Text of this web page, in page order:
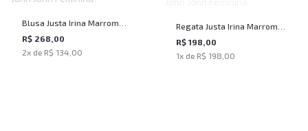
Blusa Justa Irina Marrom
John John Feminina
R$ 268,00
2x de R$ 134,00
Regata Justa Irina Marrom
John John Feminina
R$ 198,00
1x de R$ 198,00